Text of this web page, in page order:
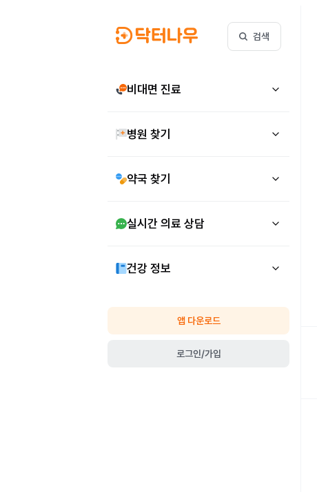
검색
비대면 진료
병원 찾기
약국 찾기
실시간 의료 상담
건강 정보
앱 다운로드
로그인/가입